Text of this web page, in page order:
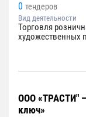
0 тендеров
Вид деятельности
Торговля
художественных
ООО «ТРАСТИ" —
ключ»